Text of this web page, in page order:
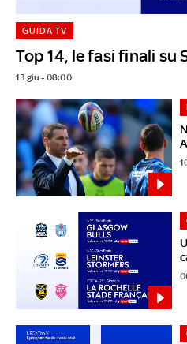
Top 14, le fasi finali su
GUIDA TV
13 giu - 08:00